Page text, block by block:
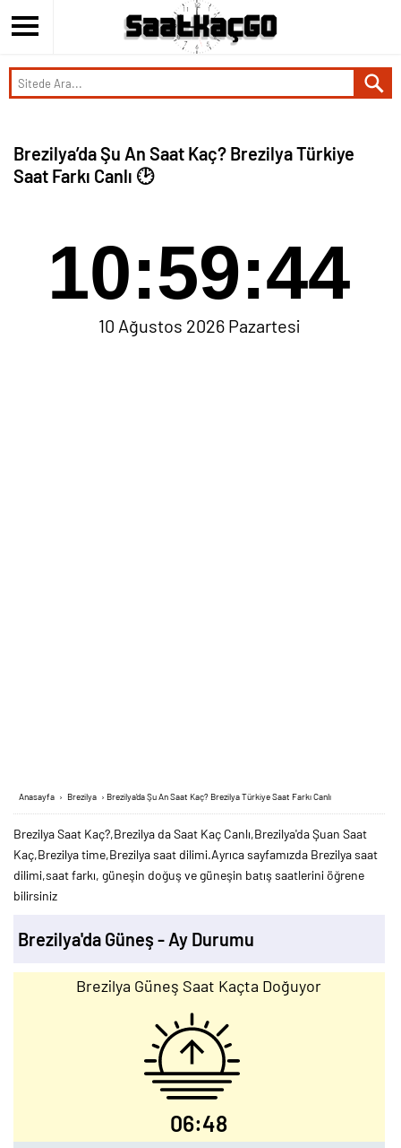
Brezilya’da Şu An Saat Kaç? Brezilya Türkiye
Saat Farkı Canlı 🕑
10:59:44
10 Ağustos 2026 Pazartesi
Anasayfa › Brezilya › Brezilya’da Şu An Saat Kaç? Brezilya Türkiye Saat Farkı Canlı
Brezilya Saat Kaç?,Brezilya da Saat Kaç Canlı,Brezilya'da Şuan Saat
Kaç,Brezilya time,Brezilya saat dilimi.Ayrıca sayfamızda Brezilya saat
dilimi,saat farkı, güneşin doğuş ve güneşin batış saatlerini öğrene
bilirsiniz
Brezilya'da Güneş - Ay Durumu
Brezilya Güneş Saat Kaçta Doğuyor
06:48